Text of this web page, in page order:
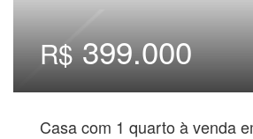
R$399.000
Casa com 1 quarto à venda